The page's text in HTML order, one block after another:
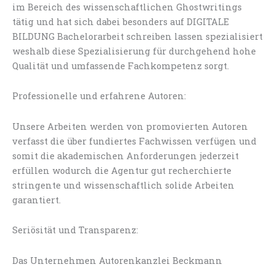
im Bereich des wissenschaftlichen Ghostwritings
tätig und hat sich dabei besonders auf DIGITALE
BILDUNG Bachelorarbeit schreiben lassen spezialisiert
weshalb diese Spezialisierung für durchgehend hohe
Qualität und umfassende Fachkompetenz sorgt.
Professionelle und erfahrene Autoren:
Unsere Arbeiten werden von promovierten Autoren
verfasst die über fundiertes Fachwissen verfügen und
somit die akademischen Anforderungen jederzeit
erfüllen wodurch die Agentur gut recherchierte
stringente und wissenschaftlich solide Arbeiten
garantiert.
Seriösität und Transparenz:
Das Unternehmen Autorenkanzlei Beckmann